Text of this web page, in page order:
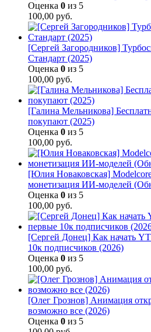
Оценка 0 из 5
100,00 руб.
[Сергей Загородников]
Стандарт (2025)
Оценка 0 из 5
100,00 руб.
[Галина Мельникова]
покупают (2025)
Оценка 0 из 5
100,00 руб.
[Юлия Новаковская]
монетизация ИИ-моделей
Оценка 0 из 5
100,00 руб.
[Сергей Донец] Как начать
10к подписчиков (2026)
Оценка 0 из 5
100,00 руб.
[Олег Грознов] Анимация
возможно все (2026)
Оценка 0 из 5